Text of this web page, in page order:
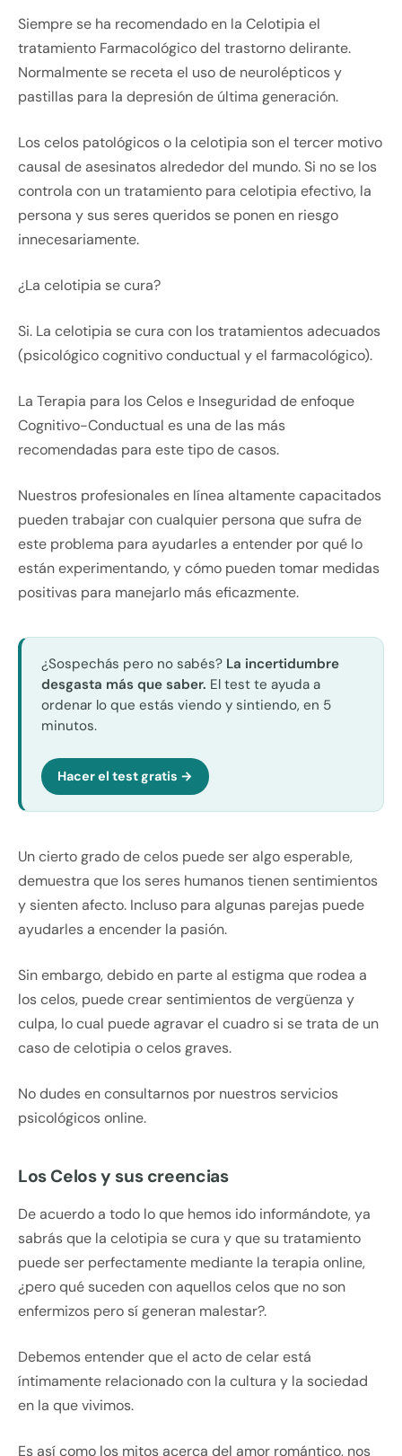
Siempre se ha recomendado en la Celotipia el
tratamiento Farmacológico del trastorno delirante.
Normalmente se receta el uso de neurolépticos y
pastillas para la depresión de última generación.
Los celos patológicos o la celotipia son el tercer motivo
causal de asesinatos alrededor del mundo. Si no se los
controla con un tratamiento para celotipia efectivo, la
persona y sus seres queridos se ponen en riesgo
innecesariamente.
¿La celotipia se cura?
Si. La celotipia se cura con los tratamientos adecuados
(psicológico cognitivo conductual y el farmacológico).
La Terapia para los Celos e Inseguridad de enfoque
Cognitivo-Conductual es una de las más
recomendadas para este tipo de casos.
Nuestros profesionales en línea altamente capacitados
pueden trabajar con cualquier persona que sufra de
este problema para ayudarles a entender por qué lo
están experimentando, y cómo pueden tomar medidas
positivas para manejarlo más eficazmente.
¿Sospechás pero no sabés? La incertidumbre
desgasta más que saber. El test te ayuda a
ordenar lo que estás viendo y sintiendo, en 5
minutos.
Hacer el test gratis →
Un cierto grado de celos puede ser algo esperable,
demuestra que los seres humanos tienen sentimientos
y sienten afecto. Incluso para algunas parejas puede
ayudarles a encender la pasión.
Sin embargo, debido en parte al estigma que rodea a
los celos, puede crear sentimientos de vergüenza y
culpa, lo cual puede agravar el cuadro si se trata de un
caso de celotipia o celos graves.
No dudes en consultarnos por nuestros servicios
psicológicos online.
Los Celos y sus creencias
De acuerdo a todo lo que hemos ido informándote, ya
sabrás que la celotipia se cura y que su tratamiento
puede ser perfectamente mediante la terapia online,
¿pero qué suceden con aquellos celos que no son
enfermizos pero sí generan malestar?.
Debemos entender que el acto de celar está
íntimamente relacionado con la cultura y la sociedad
en la que vivimos.
Es así como los mitos acerca del amor romántico, nos